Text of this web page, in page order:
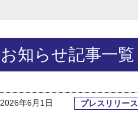
お知らせ記事一覧
2026年6月1日 プレスリリース